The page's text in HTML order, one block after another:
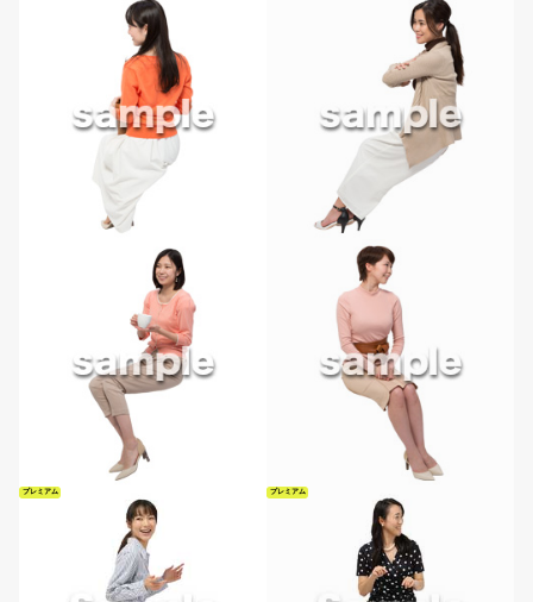
プレミアム プレミアム